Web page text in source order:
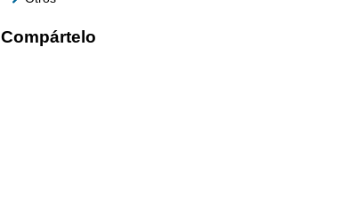
Compártelo